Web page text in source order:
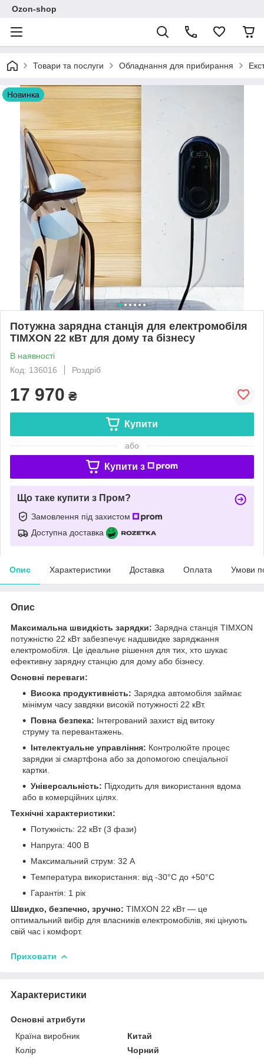
Ozon-shop
Товари та послуги Обладнання для прибирання
Новинка
Потужна зарядна станція для електромобіля
TIMXON 22 кВт для дому та бізнесу
В наявності
Код: 136016
Роздріб
17 970 ₴
Купити
або
Купити з
Що таке купити з Пром?
Замовлення під захистом
Доступна доставка
Опис Характеристики Доставка Оплата Умови
Опис
Максимальна швидкість зарядки: Зарядна станція TIMXON
потужністю 22 кВт забезпечує надшвидке заряджання
електромобіля. Це ідеальне рішення для тих, хто шукає
ефективну зарядну станцію для дому або бізнесу.
Основні переваги:
Висока продуктивність: Зарядка автомобіля займає
мінімум часу завдяки високій потужності 22 кВт.
Повна безпека: Інтегрований захист від витоку
струму та перевантажень.
Інтелектуальне управління: Контролюйте процес
зарядки зі смартфона або за допомогою спеціальної
картки.
Універсальність: Підходить для використання вдома
або в комерційних цілях.
Технічні характеристики:
Потужність: 22 кВт (3 фази)
Напруга: 400 В
Максимальний струм: 32 А
Температура використання: від -30°C до +50°C
Гарантія: 1 рік
Швидко, безпечно, зручно: TIMXON 22 кВт — це
оптимальний вибір для власників електромобілів, які цінують
свій час і комфорт.
Приховати
Характеристики
Основні атрибути
Країна виробник
Китай
Колір
Чорний